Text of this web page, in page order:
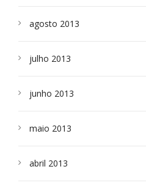
agosto 2013
julho 2013
junho 2013
maio 2013
abril 2013